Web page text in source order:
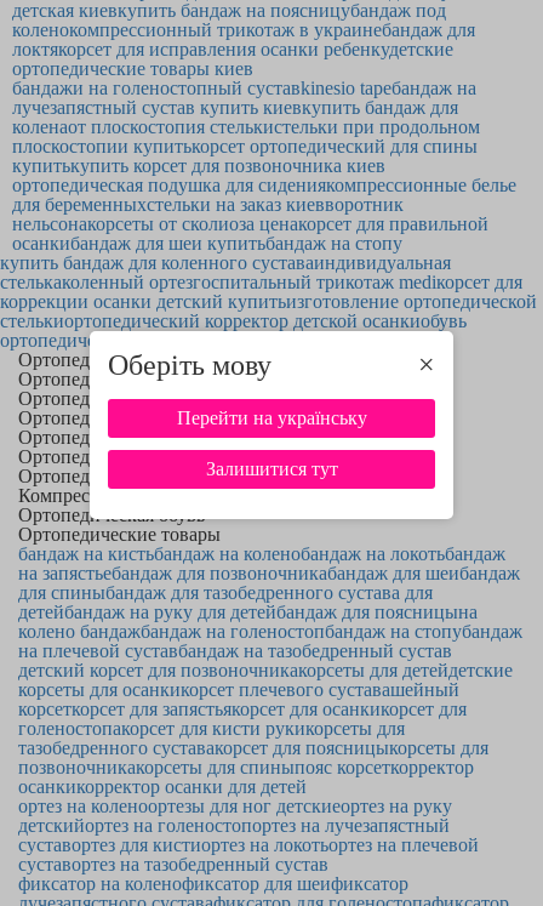
Оберіть мову ×
Перейти на українську
Залишитися тут
детская киевкупить бандаж на поясницубандаж под
коленокомпрессионный трикотаж в украинебандаж для
локтякорсет для исправления осанки ребенкудетские
ортопедические товары киев
бандажи на голеностопный суставkinesio tapeбандаж на
лучезапястный сустав купить киевкупить бандаж для
коленаот плоскостопия стелькистельки при продольном
плоскостопии купитькорсет ортопедический для спины
купитькупить корсет для позвоночника киев
ортопедическая подушка для сидениякомпрессионные белье
для беременныхстельки на заказ киевворотник
нельсонакорсеты от сколиоза ценакорсет для правильной
осанкибандаж для шеи купитьбандаж на стопу
купить бандаж для коленного суставаиндивидуальная
стелькаколенный ортезгоспитальный трикотаж mediкорсет для
коррекции осанки детский купитьизготовление ортопедической
стелькиортопедический корректор детской осанкиобувь
ортопедическая днепр
Ортопедические бандажи
Ортопедические корсеты
Ортопедические ортезы
Ортопедические фиксаторы
Ортопедические воротники
Ортопедические лангеты
Ортопедические стельки
Компрессионный трикотаж
Ортопедическая обувь
Ортопедические товары
бандаж на кистьбандаж на коленобандаж на локотьбандаж
на запястьебандаж для позвоночникабандаж для шеибандаж
для спиныбандаж для тазобедренного сустава для
детейбандаж на руку для детейбандаж для поясницына
колено бандажбандаж на голеностопбандаж на стопубандаж
на плечевой суставбандаж на тазобедренный сустав
детский корсет для позвоночникакорсеты для детейдетские
корсеты для осанкикорсет плечевого суставашейный
корсеткорсет для запястьякорсет для осанкикорсет для
голеностопакорсет для кисти рукикорсеты для
тазобедренного суставакорсет для поясницыкорсеты для
позвоночникакорсеты для спиныпояс корсеткорректор
осанкикорректор осанки для детей
ортез на коленоортезы для ног детскиеортез на руку
детскийортез на голеностопортез на лучезапястный
суставортез для кистиортез на локотьортез на плечевой
суставортез на тазобедренный сустав
фиксатор на коленофиксатор для шеификсатор